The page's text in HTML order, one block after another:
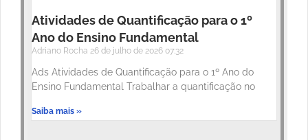
Atividades de Quantificação para o 1º
Ano do Ensino Fundamental
Adriano Rocha 26 de julho de 2026 07:32
Ads Atividades de Quantificação para o 1º Ano do
Ensino Fundamental Trabalhar a quantificação no
Saiba mais »